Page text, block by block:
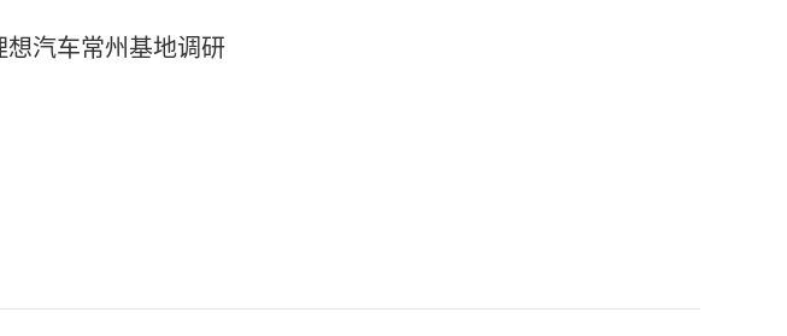
汽车常州基地调研